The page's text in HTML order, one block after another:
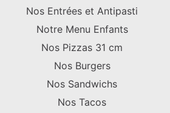
Nos Entrées et Antipasti
Notre Menu Enfants
Nos Pizzas 31 cm
Nos Burgers
Nos Sandwichs
Nos Tacos